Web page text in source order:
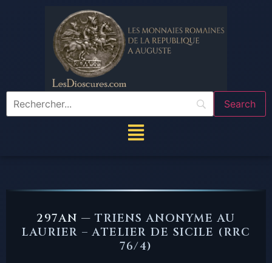
297AN —TRIENS ANONYME AU
LAURIER – ATELIER DE SICILE (RRC
76/4)